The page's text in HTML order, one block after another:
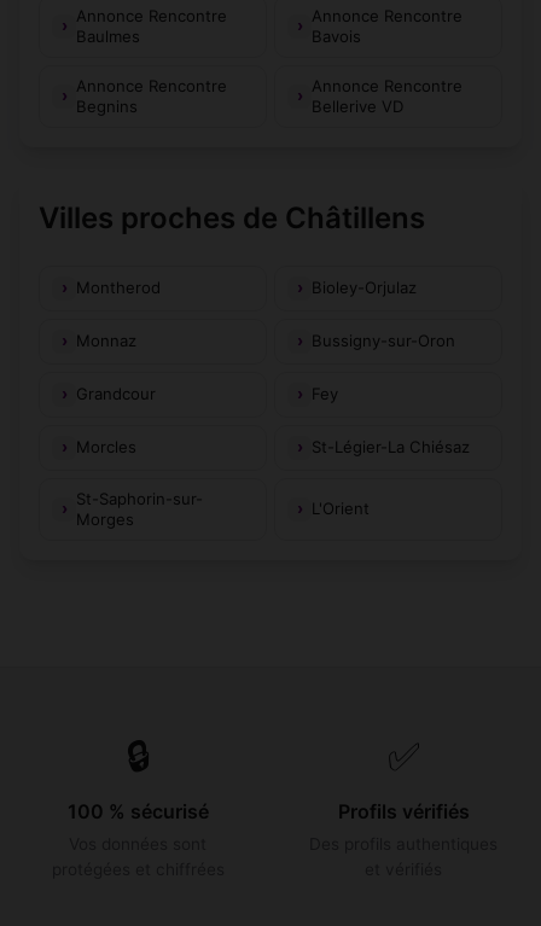
Annonce Rencontre
Baulmes
Annonce Rencontre
Bavois
Annonce Rencontre
Begnins
Annonce Rencontre
Bellerive VD
Villes proches de Châtillens
Montherod Bioley-Orjulaz
Monnaz Bussigny-sur-Oron
Grandcour Fey
Morcles St-Légier-La Chiésaz
St-Saphorin-sur-
Morges
L'Orient
🔒
100 % sécurisé
✅
Profils vérifiés